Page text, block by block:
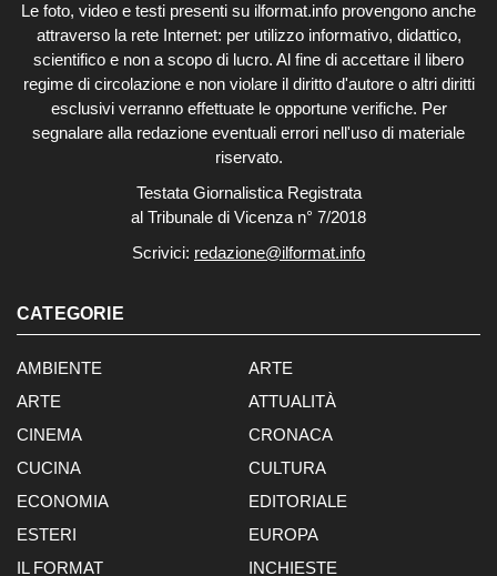
Le foto, video e testi presenti su ilformat.info provengono anche
attraverso la rete Internet: per utilizzo informativo, didattico,
scientifico e non a scopo di lucro. Al fine di accettare il libero
regime di circolazione e non violare il diritto d'autore o altri diritti
esclusivi verranno effettuate le opportune verifiche. Per
segnalare alla redazione eventuali errori nell'uso di materiale
riservato.
Testata Giornalistica Registrata
al Tribunale di Vicenza n° 7/2018
Scrivici: redazione@ilformat.info
CATEGORIE
AMBIENTE
ARTE
ARTE
ATTUALITÀ
CINEMA
CRONACA
CUCINA
CULTURA
ECONOMIA
EDITORIALE
ESTERI
EUROPA
IL FORMAT
INCHIESTE